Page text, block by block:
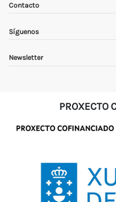
Contacto
Síguenos
Newsletter
PROXECTO